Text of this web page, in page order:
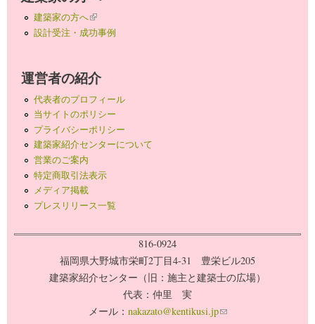
建築家の方へ(link is external)
設計受注・成功事例
運営者の紹介
代表者のプロフィール
当サイトのポリシー
プライバシーポリシー
建築家紹介センターについて
営業のご案内
特定商取引法表示
メディア掲載
プレスリリース一覧
816-0924
福岡県大野城市栄町2丁目4-31 豊栄ビル205
建築家紹介センター（旧：施主と建築士の広場）
代表：仲里 実
メール： nakazato@kentikusi.jp(link sends e-mail)